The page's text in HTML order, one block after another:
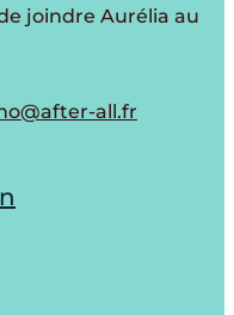
joindre Aurélia au
all.fr